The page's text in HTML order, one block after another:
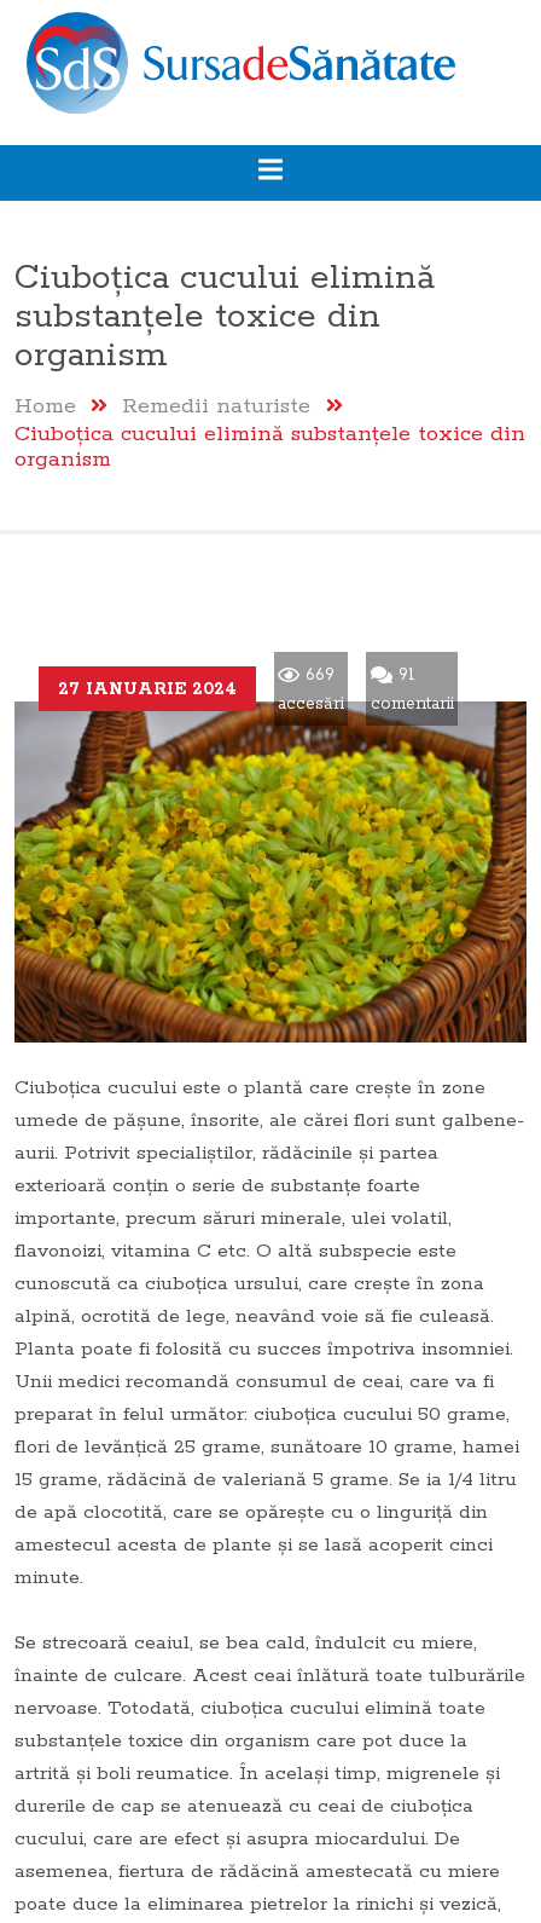
Ciuboţica cucului elimină
substanţele toxice din
organism
Home
Remedii naturiste
Ciuboţica cucului elimină substanţele toxice din
organism
27 IANUARIE 2024
669
accesări
91
comentarii
Ciuboțica cucului este o plantă care creşte în zone
umede de păşune, însorite, ale cărei flori sunt galbene-
aurii. Potrivit specialiștilor, rădăcinile şi partea
exterioară conţin o serie de substanţe foarte
importante, precum săruri minerale, ulei volatil,
flavonoizi, vitamina C etc. O altă subspecie este
cunoscută ca ciuboţica ursului, care creşte în zona
alpină, ocrotită de lege, neavând voie să fie culeasă.
Planta poate fi folosită cu succes împotriva insomniei.
Unii medici recomandă consumul de ceai, care va fi
preparat în felul următor: ciuboţica cucului 50 grame,
flori de levănţică 25 grame, sunătoare 10 grame, hamei
15 grame, rădăcină de valeriană 5 grame. Se ia 1/4 litru
de apă clocotită, care se opăreşte cu o linguriţă din
amestecul acesta de plante și se lasă acoperit cinci
minute.
Se strecoară ceaiul, se bea cald, îndulcit cu miere,
înainte de culcare. Acest ceai înlătură toate tulburările
nervoase. Totodată, ciuboţica cucului elimină toate
substanţele toxice din organism care pot duce la
artrită şi boli reumatice. În același timp, migrenele şi
durerile de cap se atenuează cu ceai de ciuboţica
cucului, care are efect și asupra miocardului. De
asemenea, fiertura de rădăcină amestecată cu miere
poate duce la eliminarea pietrelor la rinichi şi vezică,